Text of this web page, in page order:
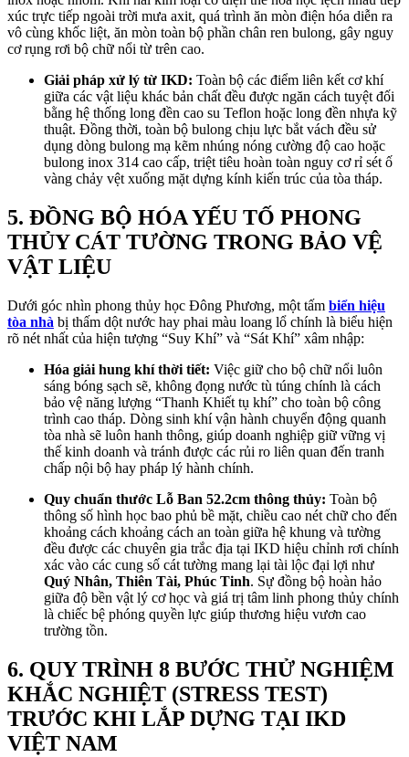
xúc trực tiếp ngoài trời mưa axit, quá trình ăn mòn điện hóa diễn ra
vô cùng khốc liệt, ăn mòn toàn bộ phần chân ren bulong, gây nguy
cơ rụng rơi bộ chữ nổi từ trên cao.
Giải pháp xử lý từ IKD: Toàn bộ các điểm liên kết cơ khí
giữa các vật liệu khác bản chất đều được ngăn cách tuyệt đối
bằng hệ thống long đền cao su Teflon hoặc long đền nhựa kỹ
thuật. Đồng thời, toàn bộ bulong chịu lực bắt vách đều sử
dụng dòng bulong mạ kẽm nhúng nóng cường độ cao hoặc
bulong inox 314 cao cấp, triệt tiêu hoàn toàn nguy cơ rỉ sét ố
vàng chảy vệt xuống mặt dựng kính kiến trúc của tòa tháp.
5. ĐỒNG BỘ HÓA YẾU TỐ PHONG
THỦY CÁT TƯỜNG TRONG BẢO VỆ
VẬT LIỆU
Dưới góc nhìn phong thủy học Đông Phương, một tấm biển hiệu
tòa nhà bị thấm dột nước hay phai màu loang lổ chính là biểu hiện
rõ nét nhất của hiện tượng “Suy Khí” và “Sát Khí” xâm nhập:
Hóa giải hung khí thời tiết: Việc giữ cho bộ chữ nổi luôn
sáng bóng sạch sẽ, không đọng nước tù túng chính là cách
bảo vệ năng lượng “Thanh Khiết tụ khí” cho toàn bộ công
trình cao tháp. Dòng sinh khí vận hành chuyển động quanh
tòa nhà sẽ luôn hanh thông, giúp doanh nghiệp giữ vững vị
thế kinh doanh và tránh được các rủi ro liên quan đến tranh
chấp nội bộ hay pháp lý hành chính.
Quy chuẩn thước Lỗ Ban 52.2cm thông thủy: Toàn bộ
thông số hình học bao phủ bề mặt, chiều cao nét chữ cho đến
khoảng cách khoảng cách an toàn giữa hệ khung và tường
đều được các chuyên gia trắc địa tại IKD hiệu chỉnh rơi chính
xác vào các cung số cát tường mang lại tài lộc đại lợi như
Quý Nhân, Thiên Tài, Phúc Tinh. Sự đồng bộ hoàn hảo
giữa độ bền vật lý cơ học và giá trị tâm linh phong thủy chính
là chiếc bệ phóng quyền lực giúp thương hiệu vươn cao
trường tồn.
6. QUY TRÌNH 8 BƯỚC THỬ NGHIỆM
KHẮC NGHIỆT (STRESS TEST)
TRƯỚC KHI LẮP DỰNG TẠI IKD
VIỆT NAM